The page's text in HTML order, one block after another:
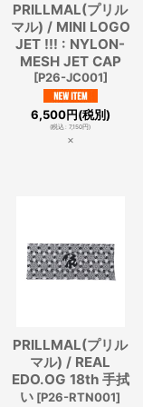
PRILLMAL(プリル
マル) / MINI LOGO
JET !!! : NYLON-
MESH JET CAP
[P26-JC001]
6,500円(税別)
(税込: 7,150円)
×
PRILLMAL(プリル
マル) / REAL
EDO.OG 18th 手拭
い [P26-RTN001]